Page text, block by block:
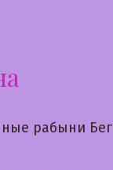
рабыни